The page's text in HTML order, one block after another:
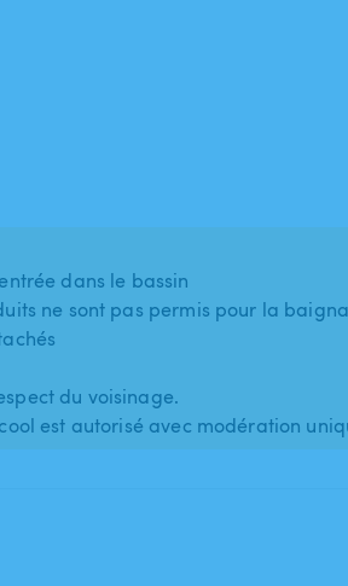
dans le bassin
ne sont pas permis pour la
du voisinage.
est autorisé avec modération